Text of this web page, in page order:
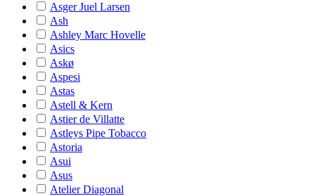
Asger Juel Larsen
Ash
Ashley Marc Hovelle
Asics
Askø
Aspesi
Astas
Astell & Kern
Astier de Villatte
Astleys Pipe Tobacco
Astoria
Asui
Asus
Atelier Diagonal